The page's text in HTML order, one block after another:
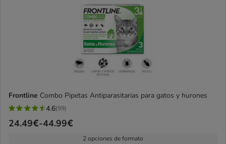
Frontline Combo Pipetas Antiparasitarias para gatos y hurones
4.6
estrellas
4.6(99)
Precio
24.49€-44.99€
2 opciones de formato